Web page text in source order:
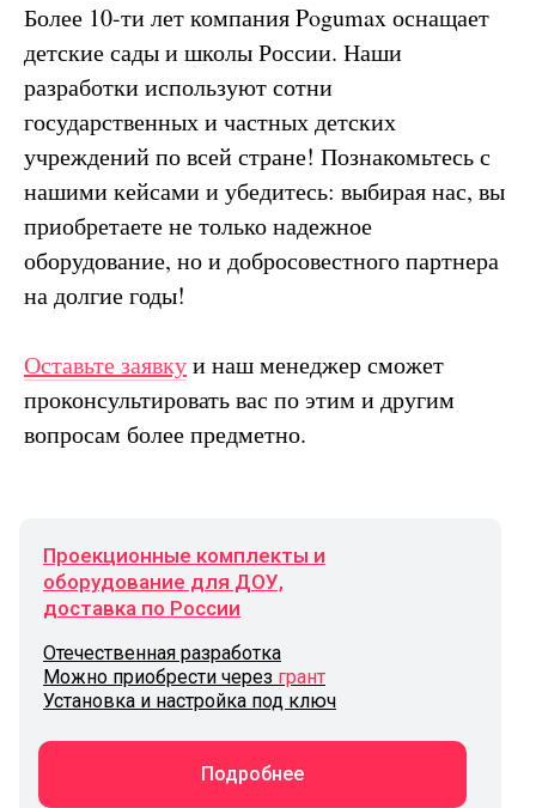
Более 10-ти лет компания Pogumax оснащает
детские сады и школы России. Наши
разработки используют сотни
государственных и частных детских
учреждений по всей стране! Познакомьтесь с
нашими кейсами и убедитесь: выбирая нас, вы
приобретаете не только надежное
оборудование, но и добросовестного партнера
на долгие годы!
Оставьте заявкуи наш менеджер сможет
проконсультировать вас по этим и другим
вопросам более предметно.
Проекционные комплекты и
оборудование для ДОУ,
доставка по России
Отечественная разработка
Можно приобрести через грант
Установка и настройка под ключ
Подробнее